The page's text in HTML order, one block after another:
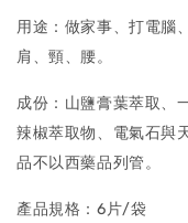
用途：做家事、打電腦
肩、頸、 腰。
成份：山鹽膏葉萃取、
辣椒萃取物、電氣石與
品不以西藥品列管。
產品規格 ：6片/袋